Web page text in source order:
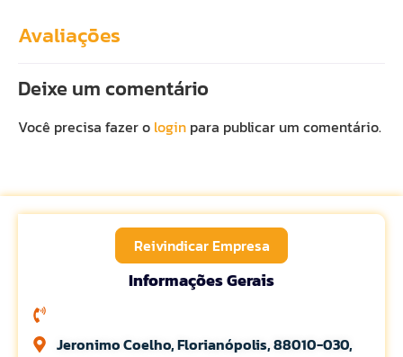
Avaliações
Deixe um comentário
Você precisa fazer o login para publicar um comentário.
Reivindicar Empresa
Informações Gerais
Jeronimo Coelho, Florianópolis, 88010-030,